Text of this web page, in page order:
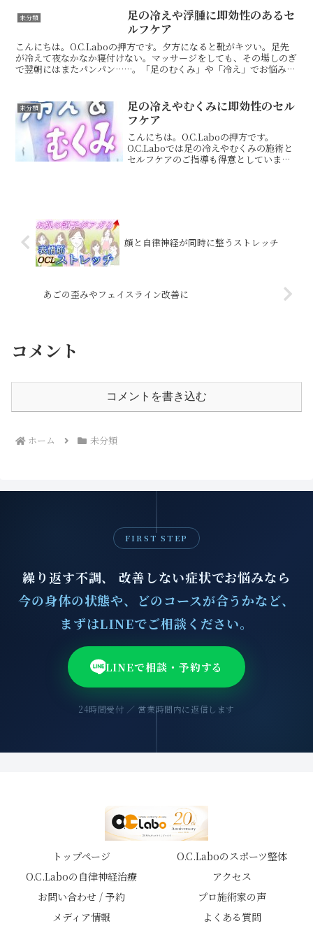
ご紹介する動画では、花粉症による【目
のかゆみ】【鼻づ...
未分類
足の冷えや浮腫に即効性のあるセ
ルフケア
こんにちは。O.C.Laboの押方です。夕方になると靴がキツい。足先
が冷えて夜なかなか寝付けない。マッサージをしても、その場しのぎ
で翌朝にはまたパンパン……。「足のむくみ」や「冷え」でお悩みの
未分類
足の冷えやむくみに即効性のセル
フケア
こんにちは。O.C.Laboの押方です。
O.C.Laboでは足の冷えやむくみの施術と
セルフケアのご指導も得意としていま
顔と自律神経が同時に整うストレッチ
あごの歪みやフェイスライン改善に
コメント
コメントを書き込む
ホーム 未分類
FIRST STEP
繰り返す不調、 改善しない症状でお悩みなら
今の身体の状態や、どのコースが合うかなど、
まずはLINEでご相談ください。
LINEで相談・予約する
24時間受付 ／ 営業時間内に返信します
トップページ
O.C.Laboのスポーツ整体
O.C.Laboの自律神経治療
アクセス
お問い合わせ / 予約
プロ施術家の声
メディア情報
よくある質問